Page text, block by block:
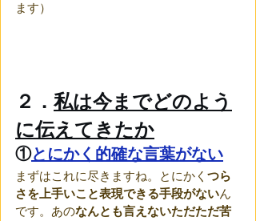
ます）
２． 私は今までどのよう
に伝えてきたか
①とにかく的確な言葉がない
まずはこれに尽きますね。とにかく つら
さを上手いこと表現できる手段がないん
です。あのなんとも言えないただただ苦